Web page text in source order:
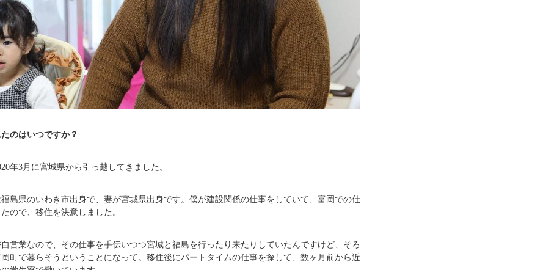
のはいつですか？
年3月に宮城県から引っ越してきました。
島県のいわき市出身で、妻が宮城県出身です。僕が建設関係の仕事をしていて、富岡での仕
ので、移住を決意しました。
営業なので、その仕事を手伝いつつ宮城と福島を行ったり来たりしていたんですけど、そろ
町で暮らそうということになって。移住後にパートタイムの仕事を探して、数ヶ月前から近